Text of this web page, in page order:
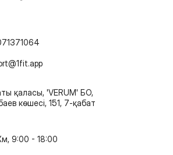
қаласы, 'VERUM' БО,
көшесі, 151, 7-қабат
9:00 - 18:00